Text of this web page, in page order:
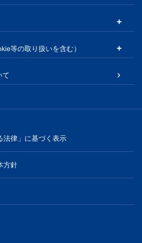
等の取り扱いを含む）
て
法律」に基づく表示
方針